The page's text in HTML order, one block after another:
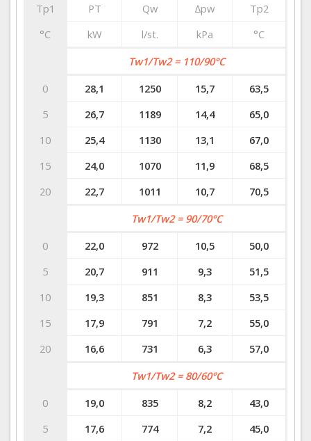
Tp1
°C
PT Qw ∆pw
Tp2
kW
l/st. kPa °C
0
5
10
15
20
Tw1/Tw2 = 110/90°C
28,1
1250 15,7
63,5
26,7
1189 14,4
65,0
25,4
1130 13,1
67,0
24,0
1070 11,9
68,5
22,7
1011 10,7 70,5
0
5
10
15
20
Tw1/Tw2 = 90/70°C
22,0
972 10,5
50,0
20,7
911 9,3
51,5
19,3
851 8,3
53,5
17,9
791 7,2
55,0
16,6
731 6,3 57,0
0
5
Tw1/Tw2 = 80/60°C
19,0
835 8,2
43,0
17,6
774 7,2
45,0